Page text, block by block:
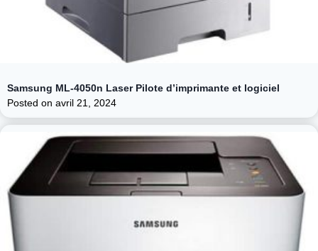
Samsung ML-4050n Laser Pilote d’imprimante et logiciel
Posted on avril 21, 2024